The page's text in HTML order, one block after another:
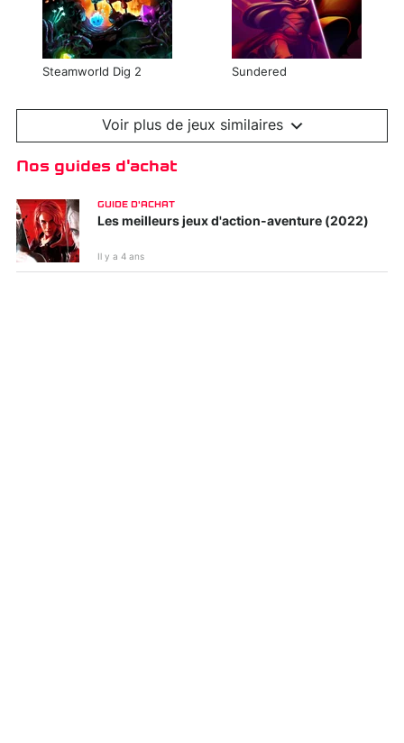
Steamworld Dig 2 Sundered
Voir plus de jeux similaires
Nos guides d'achat
GUIDE D'ACHAT
Les meilleurs jeux d'action-aventure (2022)
Il y a 4 ans